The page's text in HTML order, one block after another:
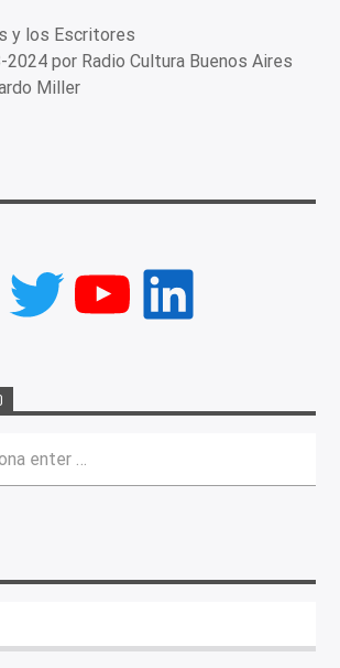
y los Escritores
2024 por Radio Cultura Buenos Aires
Miller
Twitter
YouTube
LinkedIn